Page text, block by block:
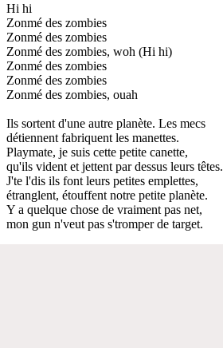
Hi hi
Zonmé des zombies
Zonmé des zombies
Zonmé des zombies, woh (Hi hi)
Zonmé des zombies
Zonmé des zombies
Zonmé des zombies, ouah
Ils sortent d'une autre planète. Les mecs
détiennent fabriquent les manettes.
Playmate, je suis cette petite canette,
qu'ils vident et jettent par dessus leurs têtes.
J'te l'dis ils font leurs petites emplettes,
étranglent, étouffent notre petite planète.
Y a quelque chose de vraiment pas net,
mon gun n'veut pas s'tromper de target.